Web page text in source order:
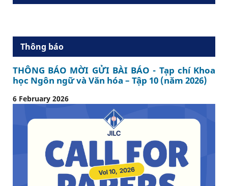
Thông báo
THÔNG BÁO MỜI GỬI BÀI BÁO - Tạp chí Khoa
học Ngôn ngữ và Văn hóa – Tập 10 (năm 2026)
6 February 2026